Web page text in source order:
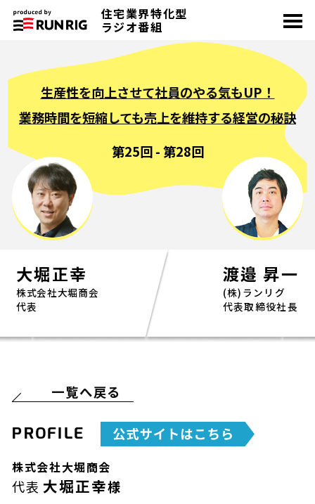
住宅業界特化型
ラジオ番組
生産性を向上させて社員のやる気もUP！
業務時間を短縮しても売上を維持する経営の秘訣
第25回 - 第28回
大堀正幸
株式会社大堀商会
代表
渡邉 昇一
(株)ランリグ
代表取締役社長
一覧へ戻る
PROFILE
株式会社大堀商会
代表 大堀正幸様